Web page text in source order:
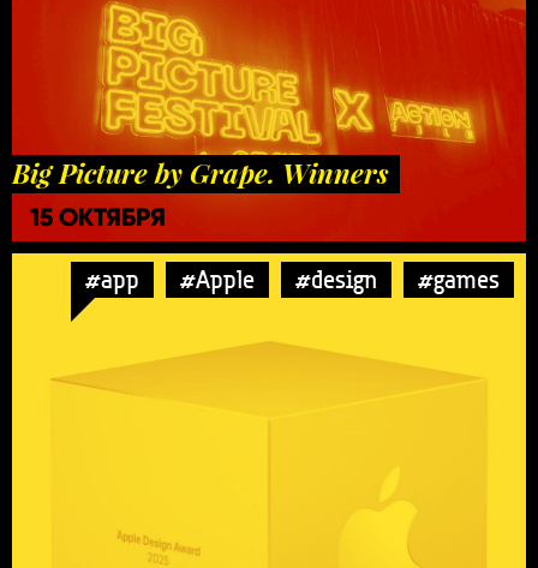
Big Picture by Grape. Winners
15 ОКТЯБРЯ
#app #Apple #design #games